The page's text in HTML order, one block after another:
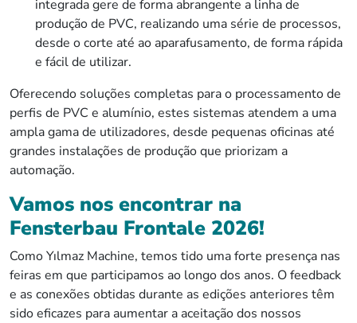
integrada gere de forma abrangente a linha de
produção de PVC, realizando uma série de processos,
desde o corte até ao aparafusamento, de forma rápida
e fácil de utilizar.
Oferecendo soluções completas para o processamento de
perfis de PVC e alumínio, estes sistemas atendem a uma
ampla gama de utilizadores, desde pequenas oficinas até
grandes instalações de produção que priorizam a
automação.
Vamos nos encontrar na
Fensterbau Frontale 2026!
Como Yılmaz Machine, temos tido uma forte presença nas
feiras em que participamos ao longo dos anos. O feedback
e as conexões obtidas durante as edições anteriores têm
sido eficazes para aumentar a aceitação dos nossos